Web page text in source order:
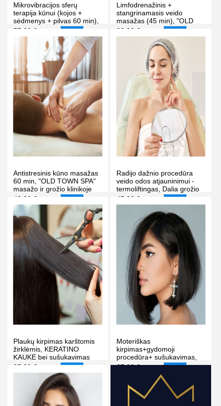
Mikrovibracijos sferų
terapija kūnui (kojos +
sėdmenys + pilvas 60 min),
"OLD TOWN SPA" masažo
ir grožio klinikoje Vilniuje
55.00 €
PIRKTI
Limfodrenažinis +
stangrinamasis veido
masažas (45 min), "OLD
TOWN SPA" masažo ir
grožio klinikoje Vilniuje
39.00 €
PIRKTI
Antistresinis kūno masažas
60 min, "OLD TOWN SPA"
masažo ir grožio klinikoje
Vilniuje
49.00 €
PIRKTI
Radijo dažnio procedūra
veido odos atjauninimui -
termoliftingas, Dalia grožio
studija Vilniuje
45.00 €
PIRKTI
Plaukų kirpimas karštomis
žirklėmis, KERATINO
KAUKĖ bei sušukavimas
"Dalia grožio studija" Vilniuje
35.00 €
PIRKTI
Moteriškas
kirpimas+gydomoji
procedūra+ sušukavimas,
Milda K. Vilniuje
25.00 €37.00 €